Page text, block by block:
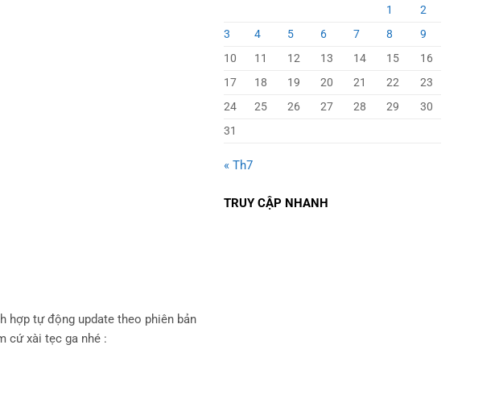
hợp tự động update theo phiên bản
cứ xài tẹc ga nhé :
1
2
3
4 5 6 7 8
9
10
11 12 13 14 15
16
17
18 19 20 21 22
23
24
25 26 27 28 29
30
31
« Th7
TRUY CẬP NHANH